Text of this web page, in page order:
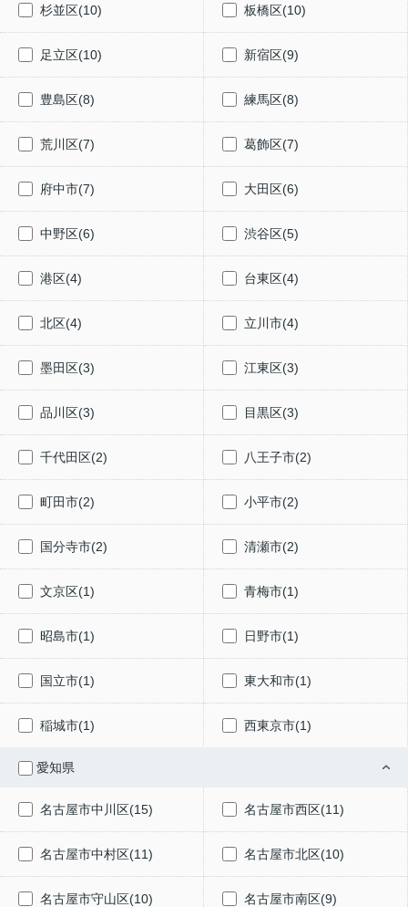
杉並区(10) 板橋区(10)
足立区(10) 新宿区(9)
豊島区(8) 練馬区(8)
荒川区(7) 葛飾区(7)
府中市(7) 大田区(6)
中野区(6) 渋谷区(5)
港区(4) 台東区(4)
北区(4) 立川市(4)
墨田区(3) 江東区(3)
品川区(3) 目黒区(3)
千代田区(2) 八王子市(2)
町田市(2) 小平市(2)
国分寺市(2) 清瀬市(2)
文京区(1) 青梅市(1)
昭島市(1) 日野市(1)
国立市(1) 東大和市(1)
稲城市(1) 西東京市(1)
愛知県
名古屋市中川区(15) 名古屋市西区(11)
名古屋市中村区(11) 名古屋市北区(10)
名古屋市守山区(10) 名古屋市南区(9)